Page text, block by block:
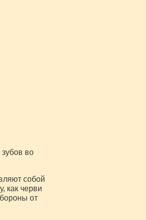
во
собой
как черви
от